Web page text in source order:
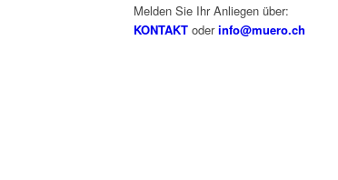
Melden Sie Ihr Anliegen über:
KONTAKToderinfo@muero.ch